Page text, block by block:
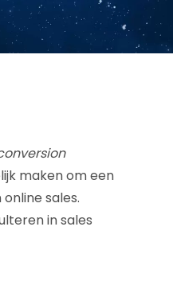
maken om een
sales.
in sales